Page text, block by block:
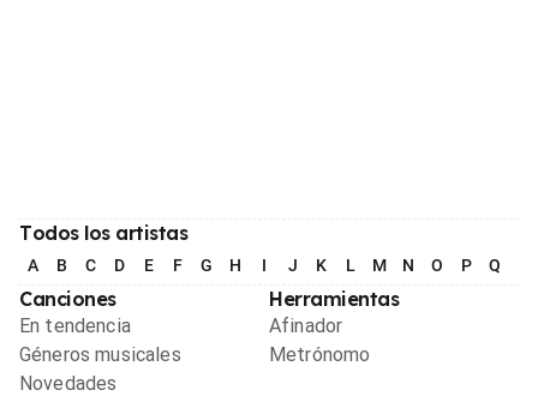
Todos los artistas
A B C D E F G H I J K L M N O P Q
Canciones
En tendencia
Géneros musicales
Novedades
Herramientas
Afinador
Metrónomo